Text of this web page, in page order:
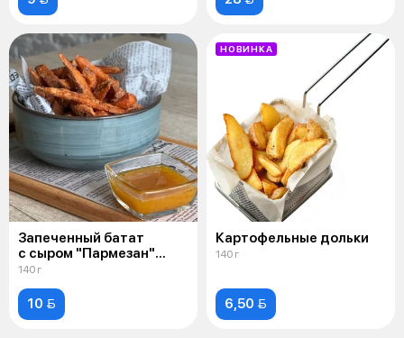
Запеченный батат
с сыром "Пармезан"
и медово-горчичным
140 г
10 
НОВИНКА
Картофельные дольки
140 г
6,50 